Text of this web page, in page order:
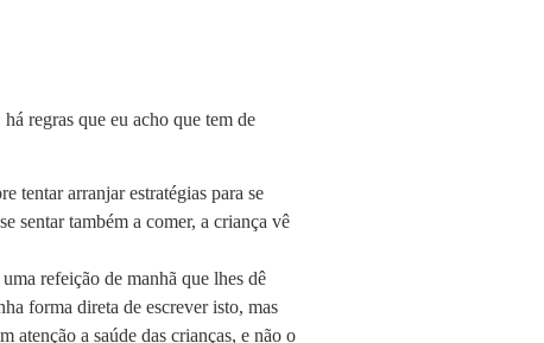
regras que eu acho que tem de
tentar arranjar estratégias para se
sentar também a comer, a criança vê
refeição de manhã que lhes dê
forma direta de escrever isto, mas
atenção a saúde das crianças, e não o